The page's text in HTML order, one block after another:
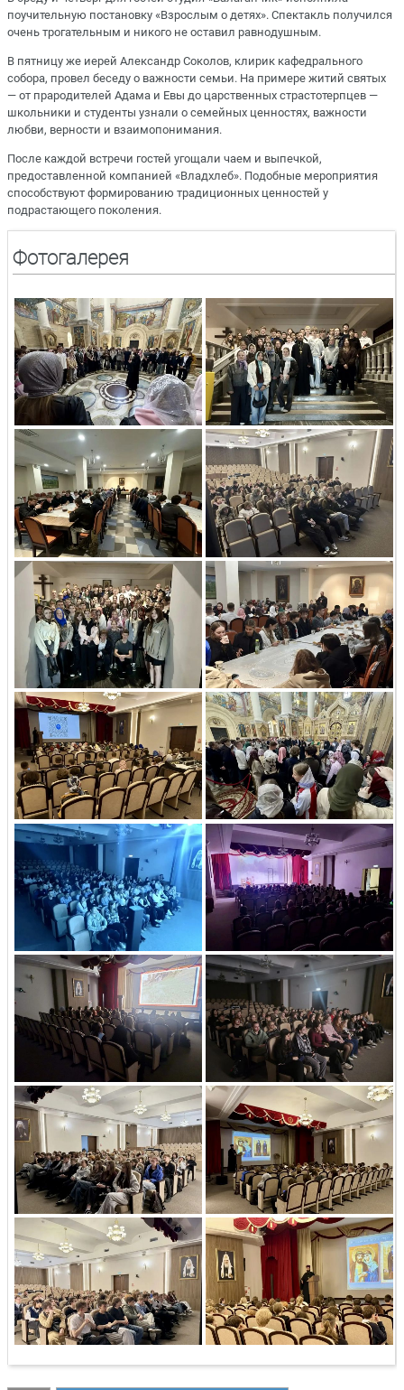
поучительную постановку «Взрослым о детях». Спектакль получился
очень трогательным и никого не оставил равнодушным.
В пятницу же иерей Александр Соколов, клирик кафедрального
собора, провел беседу о важности семьи. На примере житий святых
— от прародителей Адама и Евы до царственных страстотерпцев —
школьники и студенты узнали о семейных ценностях, важности
любви, верности и взаимопонимания.
После каждой встречи гостей угощали чаем и выпечкой,
предоставленной компанией «Владхлеб». Подобные мероприятия
способствуют формированию традиционных ценностей у
подрастающего поколения.
Фотогалерея